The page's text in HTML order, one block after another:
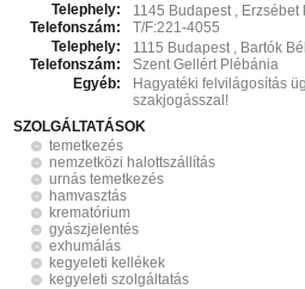
Telephely:
1145 Budapest , Erzsébet
Telefonszám:
T/F:221-4055
Telephely:
1115 Budapest , Bartók
Telefonszám:
Szent Gellért Plébánia
Egyéb:
Hagyatéki felvilágosítás
szakjogásszal!
SZOLGÁLTATÁSOK
temetkezés
nemzetközi halottszállítás
urnás temetkezés
hamvasztás
krematórium
gyászjelentés
exhumálás
kegyeleti kellékek
kegyeleti szolgáltatás